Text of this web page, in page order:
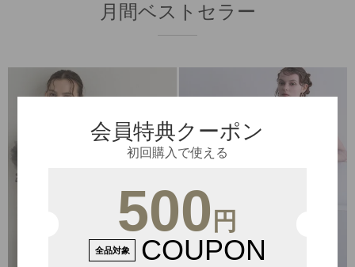
会員特典クーポン
初回購入で使える
500 円
全品対象 COUPON
月間ベストセラー